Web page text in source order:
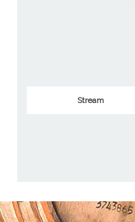
Stream